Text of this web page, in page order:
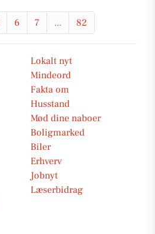
6 7 ... 82
Lokalt nyt
Mindeord
Fakta om
Husstand
Mød dine naboer
Boligmarked
Biler
Erhverv
Jobnyt
Læserbidrag